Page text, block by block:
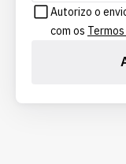
Autorizo o
com os